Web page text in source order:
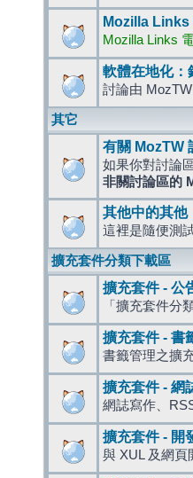
Mozilla Links
Mozilla Links
軟體在地化：
討論由
其它
有關 MozTW
如果你對討論
非關討論區的
其他中的其他
這裡是隨便測
擴充套件分類下載區
擴充套件 - 公
「擴充套件分
擴充套件 - 書
書籤管理之擴
擴充套件 - 網
網誌寫作、
擴充套件 - 開
與 XUL 及網頁